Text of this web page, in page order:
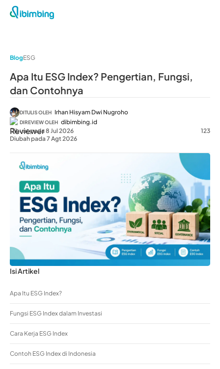
BlogESG
Apa Itu ESG Index? Pengertian, Fungsi,
dan Contohnya
DITULIS OLEH Irhan Hisyam Dwi Nugroho
DIREVIEW OLEH dibimbing.id
Dibuat pada 8 Jul 2026
Diubah pada 7 Agt 2026
123
Isi Artikel
Apa Itu ESG Index?
Fungsi ESG Index dalam Investasi
Cara Kerja ESG Index
Contoh ESG Index di Indonesia